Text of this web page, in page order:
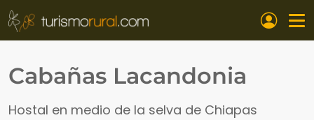
Pasar al contenido principal
Cabañas Lacandonia
Hostal en medio de la selva de Chiapas